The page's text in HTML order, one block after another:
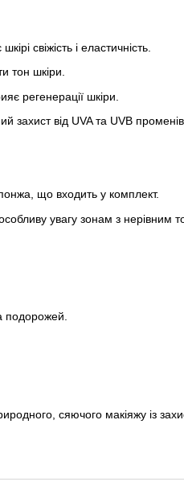
свіжість і еластичність.
тон шкіри.
регенерації шкіри.
захист від UVA та UVB променів.
що входить у комплект.
увагу зонам з нерівним
подорожей.
сяючого макіяжу із